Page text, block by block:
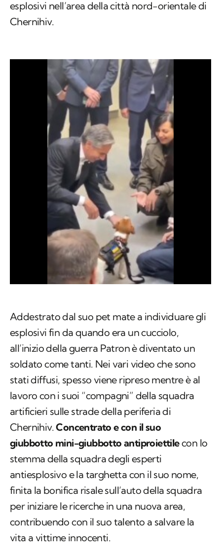
esplosivi nell’area della città nord-orientale di
Chernihiv.
Addestrato dal suo pet mate a individuare gli
esplosivi fin da quando era un cucciolo,
all’inizio della guerra Patron è diventato un
soldato come tanti. Nei vari video che sono
stati diffusi, spesso viene ripreso mentre è al
lavoro con i suoi “compagni” della squadra
artificieri sulle strade della periferia di
Chernihiv.Concentrato e con il suo
giubbotto mini-giubbotto antiproiettilecon lo
stemma della squadra degli esperti
antiesplosivo e la targhetta con il suo nome,
finita la bonifica risale sull’auto della squadra
per iniziare le ricerche in una nuova area,
contribuendo con il suo talento a salvare la
vita a vittime innocenti.